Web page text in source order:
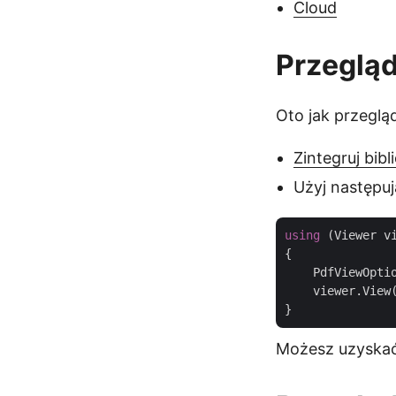
Cloud
Oto jak
Zintegruj
Użyj
using (Viewer
{
Możesz